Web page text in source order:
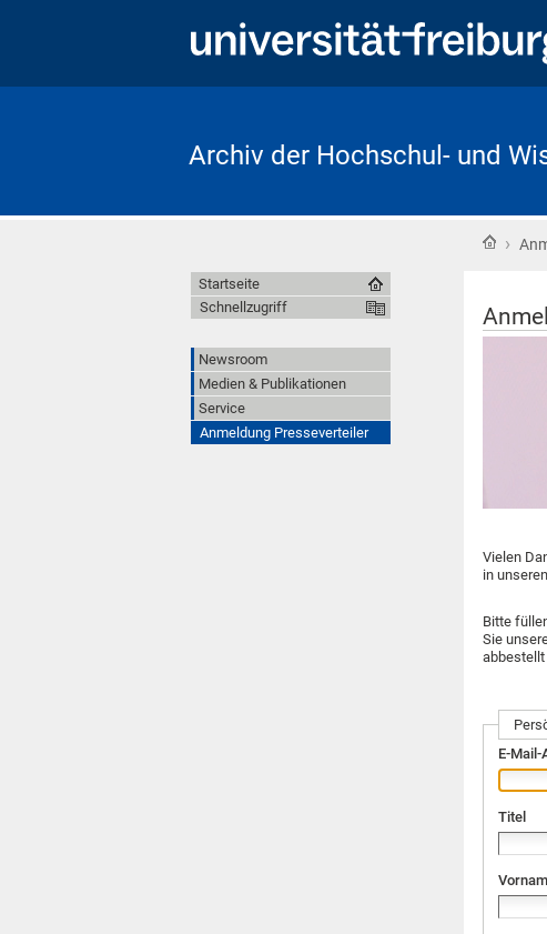
Archiv der Hochschul- und
›
Vielen
in
Bitte
Sie
E-
Titel
Startseite
Schnellzugriff
Newsroom
Medien & Publikationen
Service
Anmeldung Presseverteiler